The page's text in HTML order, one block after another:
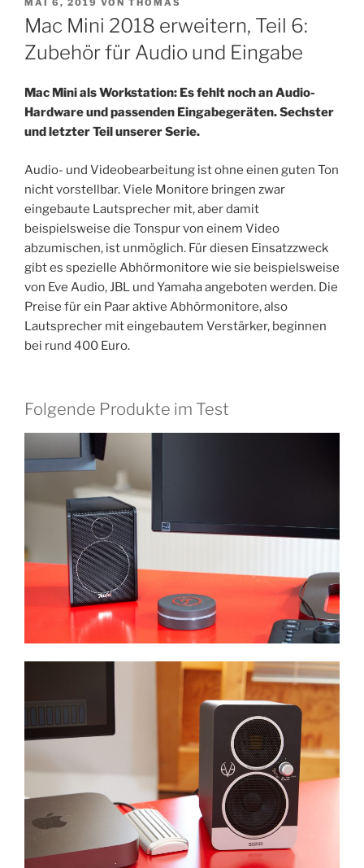
AM
MAI 6, 2019 VON THOMAS
Mac Mini 2018 erweitern, Teil 6:
Zubehör für Audio und Eingabe
Mac Mini als Workstation: Es fehlt noch an Audio-
Hardware und passenden Eingabegeräten. Sechster
und letzter Teil unserer Serie.
Audio- und Videobearbeitung ist ohne einen guten Ton
nicht vorstellbar. Viele Monitore bringen zwar
eingebaute Lautsprecher mit, aber damit
beispielsweise die Tonspur von einem Video
abzumischen, ist unmöglich. Für diesen Einsatzzweck
gibt es spezielle Abhörmonitore wie sie beispielsweise
von Eve Audio, JBL und Yamaha angeboten werden. Die
Preise für ein Paar aktive Abhörmonitore, also
Lautsprecher mit eingebautem Verstärker, beginnen
bei rund 400 Euro.
Folgende Produkte im Test